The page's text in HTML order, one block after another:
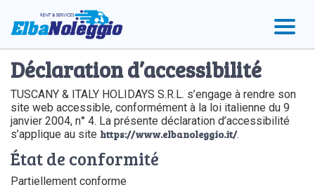
Accéder
Accéder
principal
Accéder
page
Déclaration d’accessibilité
TUSCANY & ITALY HOLIDAYS S.R.L. s’engage à rendre son
site web accessible, conformément à la loi italienne du 9
janvier 2004, n° 4. La présente déclaration d’accessibilité
s’applique au site https://www.elbanoleggio.it/.
État de conformité
Partiellement conforme